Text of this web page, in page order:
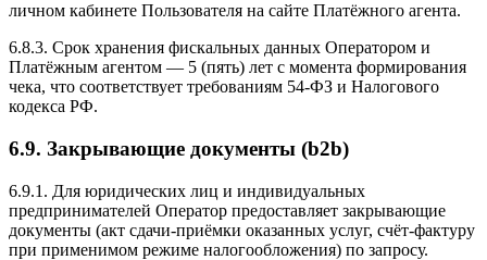
личном кабинете Пользователя на сайте Платёжного агента.
6.8.3. Срок хранения фискальных данных Оператором и
Платёжным агентом — 5 (пять) лет с момента формирования
чека, что соответствует требованиям 54-ФЗ и Налогового
кодекса РФ.
6.9. Закрывающие документы (b2b)
6.9.1. Для юридических лиц и индивидуальных
предпринимателей Оператор предоставляет закрывающие
документы (акт сдачи-приёмки оказанных услуг, счёт-фактуру
при применимом режиме налогообложения) по запросу.